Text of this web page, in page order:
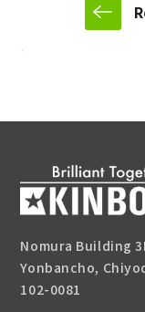
Nomura Building
Yonbancho,
102-0081